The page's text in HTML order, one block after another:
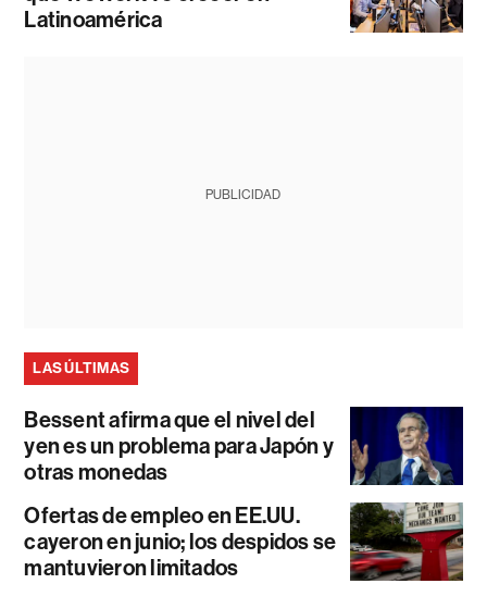
Latinoamérica
PUBLICIDAD
LAS ÚLTIMAS
Bessent afirma que el nivel del
yen es un problema para Japón y
otras monedas
Ofertas de empleo en EE.UU.
cayeron en junio; los despidos se
mantuvieron limitados